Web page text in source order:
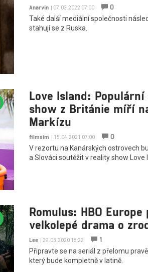
Anarvin | 07.03.2022 07:00
0
Také další mediální společnosti
stahují se z Ruska.
Love Island:
show z Británie míří
Markízu
filmsim | 15.04.2021 07:00
0
V rezortu na Kanárských ostrovech
a Slováci soutěžit v reality show Love
Romulus: HBO Europe
velkolepé drama o
Lee | 29.03.2020 18:22
1
Připravte se na seriál z přelomu
který bude kompletně v latině.